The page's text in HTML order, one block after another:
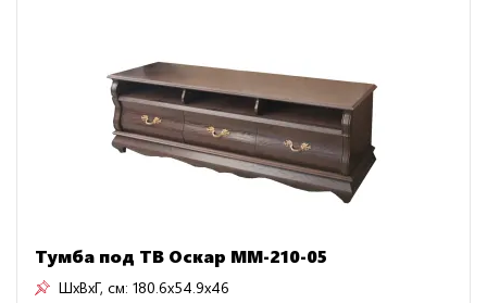
Тумба под ТВ Оскар ММ-210-05
ШxВxГ, см: 180.6x54.9x46